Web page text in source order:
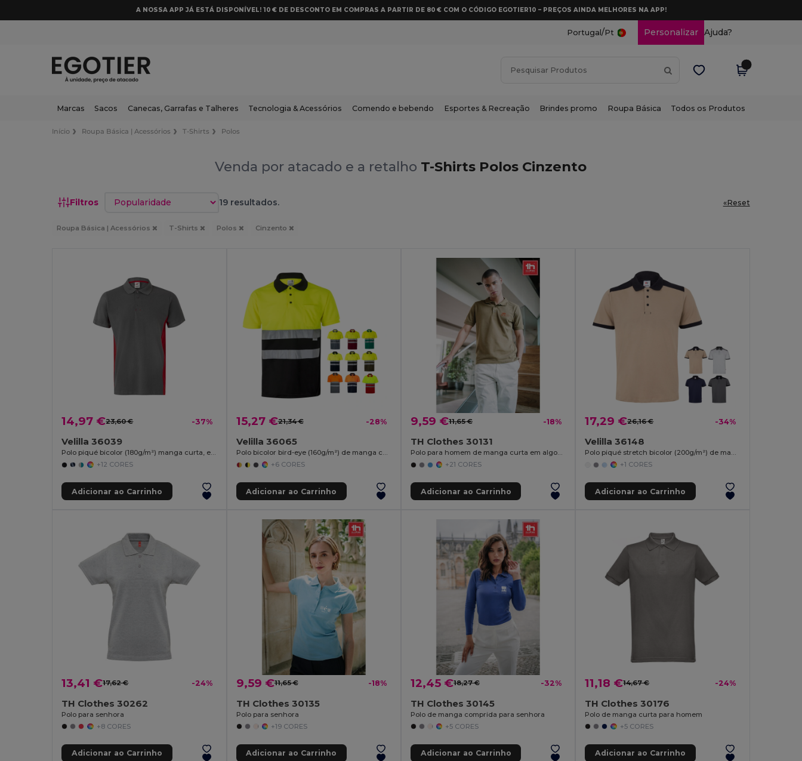
A NOSSA APP JÁ ESTÁ DISPONÍVEL! 10 € DE DESCONTO EM COMPRAS A PARTIR DE 80 € COM O CÓDIGO EGOTIER10 – PREÇOS AINDA MELHORES NA APP!
Portugal /Pt Personalizar Ajuda?
Marcas Sacos Canecas, Garrafas e Talheres Tecnologia & Acessórios Comendo e bebendo Esportes & Recreação Brindes promo Roupa Básica Todos os Produtos
Início Roupa Básica | Acessórios T-Shirts Polos
Venda por atacado e a retalho T-Shirts Polos Cinzento
Filtros Classificar por 19 resultados. «Reset
Roupa Básica | Acessórios T-Shirts Polos Cinzento
14,97 €23,60 € -37%
Velilla 36039
Polo piqué bicolor (180g/m²) manga curta, em algodão (60%) e poliéster (40%)
+12 CORES
Adicionar ao Carrinho
15,27 €21,34 € -28%
Velilla 36065
Polo bicolor bird-eye (160g/m²) de manga curta, em poliéster (100%)
+6 CORES
Adicionar ao Carrinho
9,59 €11,65 € -18%
TH Clothes 30131
Polo para homem de manga curta em algodão
+21 CORES
Adicionar ao Carrinho
17,29 €26,16 € -34%
Velilla 36148
Polo piqué stretch bicolor (200g/m²) de manga curta, em poliéster (96%) e elastano (4%)
+1 CORES
Adicionar ao Carrinho
13,41 €17,62 € -24%
TH Clothes 30262
Polo para senhora
+8 CORES
Adicionar ao Carrinho
9,59 €11,65 € -18%
TH Clothes 30135
Polo para senhora
+19 CORES
Adicionar ao Carrinho
12,45 €18,27 € -32%
TH Clothes 30145
Polo de manga comprida para senhora
+5 CORES
Adicionar ao Carrinho
11,18 €14,67 € -24%
TH Clothes 30176
Polo de manga curta para homem
+5 CORES
Adicionar ao Carrinho